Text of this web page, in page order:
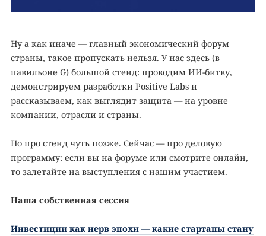
Ну а как иначе — главный экономический форум
страны, такое пропускать нельзя. У нас здесь (в
павильоне G) большой стенд: проводим ИИ-битву,
демонстрируем разработки Positive Labs и
рассказываем, как выглядит защита — на уровне
компании, отрасли и страны.
Но про стенд чуть позже. Сейчас — про деловую
программу: если вы на форуме или смотрите онлайн,
то залетайте на выступления с нашим участием.
Наша собственная сессия
Инвестиции как нерв эпохи — какие стартапы стану